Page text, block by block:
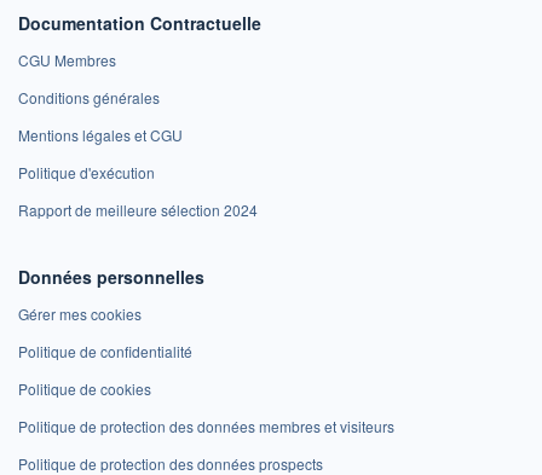
Documentation Contractuelle
CGU Membres
Conditions générales
Mentions légales et CGU
Politique d'exécution
Rapport de meilleure sélection 2024
Données personnelles
Gérer mes cookies
Politique de confidentialité
Politique de cookies
Politique de protection des données membres et visiteurs
Politique de protection des données prospects